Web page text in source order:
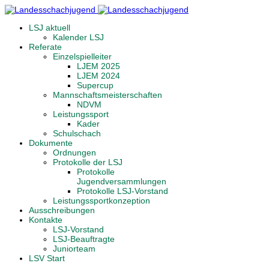
LSJ aktuell
Kalender LSJ
Referate
Einzelspielleiter
LJEM 2025
LJEM 2024
Supercup
Mannschaftsmeisterschaften
NDVM
Leistungssport
Kader
Schulschach
Dokumente
Ordnungen
Protokolle der LSJ
Protokolle
Jugendversammlungen
Protokolle LSJ-Vorstand
Leistungssportkonzeption
Ausschreibungen
Kontakte
LSJ-Vorstand
LSJ-Beauftragte
Juniorteam
LSV Start